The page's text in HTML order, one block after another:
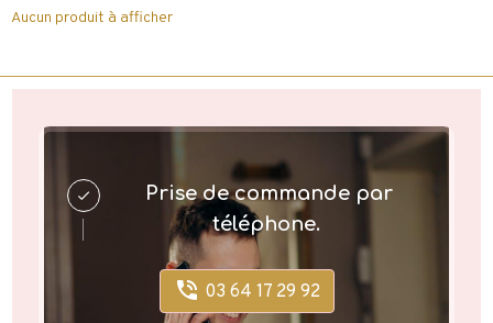
Aucun produit à afficher
Prise de commande par
téléphone.
03 64 17 29 92